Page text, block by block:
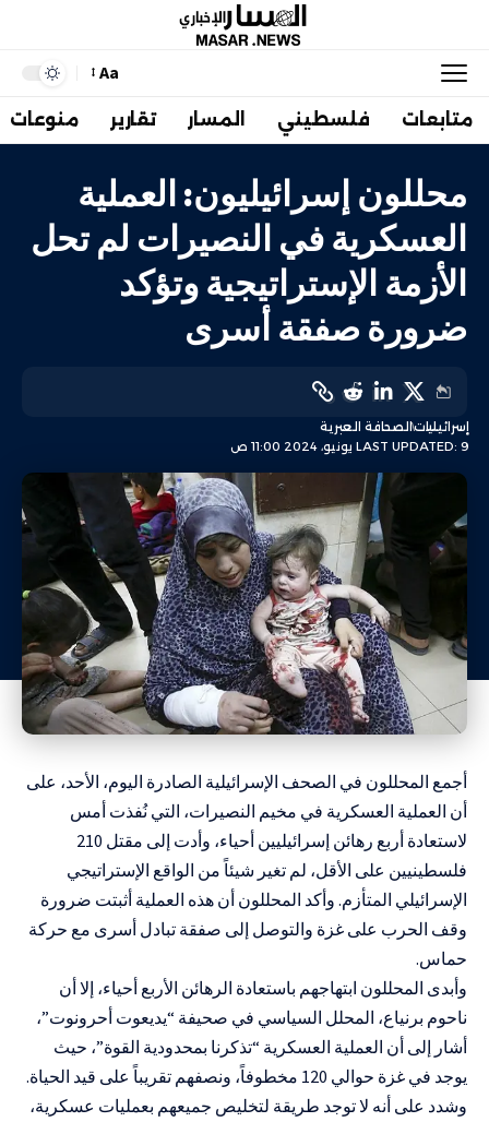
Aa
متابعات فلسطيني المسار تقارير منوعات
محللون إسرائيليون: العملية
العسكرية في النصيرات لم تحل
الأزمة الإستراتيجية وتؤكد
ضرورة صفقة أسرى
LAST UPDATED: 9 يونيو، 2024 11:00 ص
إسرائيلياتالصحافة العبرية
أجمع المحللون في الصحف الإسرائيلية الصادرة اليوم، الأحد، على
أن العملية العسكرية في مخيم النصيرات، التي نُفذت أمس
لاستعادة أربع رهائن إسرائيليين أحياء، وأدت إلى مقتل 210
فلسطينيين على الأقل، لم تغير شيئاً من الواقع الإستراتيجي
الإسرائيلي المتأزم. وأكد المحللون أن هذه العملية أثبتت ضرورة
وقف الحرب على غزة والتوصل إلى صفقة تبادل أسرى مع حركة
حماس.
وأبدى المحللون ابتهاجهم باستعادة الرهائن الأربع أحياء، إلا أن
ناحوم برنياع، المحلل السياسي في صحيفة “يديعوت أحرونوت”،
أشار إلى أن العملية العسكرية “تذكرنا بمحدودية القوة”، حيث
يوجد في غزة حوالي 120 مخطوفاً، ونصفهم تقريباً على قيد الحياة.
وشدد على أنه لا توجد طريقة لتخليص جميعهم بعمليات عسكرية،